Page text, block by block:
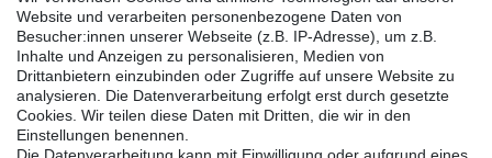
Facebook
Instagram
DOWNLOADS
Kataloge
Website und verarbeiten personenbezogene Daten von
Besucher:innen unserer Webseite (z.B. IP-Adresse), um z.B.
Inhalte und Anzeigen zu personalisieren, Medien von
Drittanbietern einzubinden oder Zugriffe auf unsere Website zu
analysieren. Die Datenverarbeitung erfolgt erst durch gesetzte
Cookies. Wir teilen diese Daten mit Dritten, die wir in den
Einstellungen benennen.